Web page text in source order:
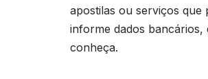
apostilas ou serviços que
informe dados
conheça.